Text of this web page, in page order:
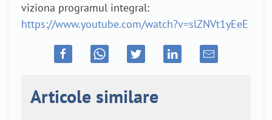
viziona programul integral:
https://www.youtube.com/watch?v=slZNVt1yEeE
Articole similare